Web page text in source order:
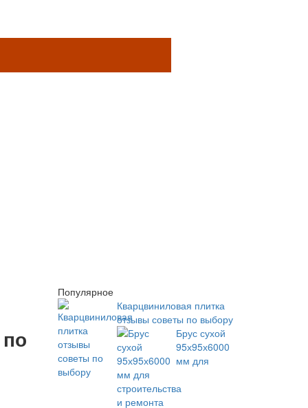
Популярное
Кварцвиниловая плитка
отзывы советы по выбору
Брус сухой
95х95х6000
мм для